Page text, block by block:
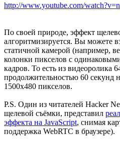
http://www.youtube.com/
По своей природе, эффект
алгоритмизируется. Вы можете
статичной камерой (например,
колонки пикселов с
кадров. То есть из видеоролика
продолжительностью 60 секунд
1500х480 пикселов.
P.S. Один из читателей Hacker
щелевой съёмки, представил
эффекта на JavaScript, снимая
поддержка WebRTC в браузере).